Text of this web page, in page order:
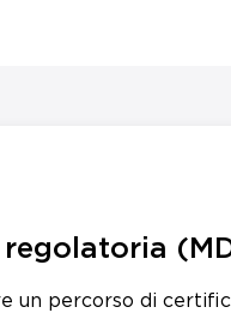
un percorso di